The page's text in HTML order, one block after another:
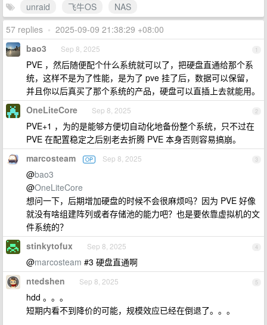
unraid
飞牛OS
NAS
57 replies • 2025-09-09 21:38:29 +08:00
1
bao3 Sep 8, 2025
PVE ，然后随便配个什么系统就可以了，把硬盘直通给那个系
统，这样不是为了性能，是为了 pve 挂了后，数据可以保留，
并且你以后真买了那个系统的产品，硬盘可以直插上去就能用。
2
OneLiteCore Sep 8, 2025
PVE+1 ，为的是能够方便切自动化地备份整个系统，只不过在
PVE 在配置稳定之后别老去折腾 PVE 本身否则容易搞崩。
3
marcosteam OP Sep 8, 2025
@bao3
@OneLiteCore
想问一下，后期增加硬盘的时候不会很麻烦吗？因为 PVE 好像
就没有啥组建阵列或者存储池的能力吧？也是要依靠虚拟机的文
件系统的？
4
stinkytofux Sep 8, 2025
@marcosteam #3 硬盘直通啊
5
ntedshen Sep 8, 2025
hdd 。。。
短期内看不到降价的可能，规模效应已经在倒退了。。。